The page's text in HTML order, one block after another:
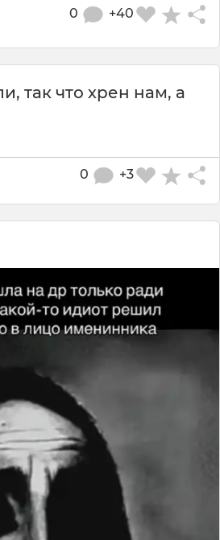
+40
0
так что хрен нам, а
+3
0